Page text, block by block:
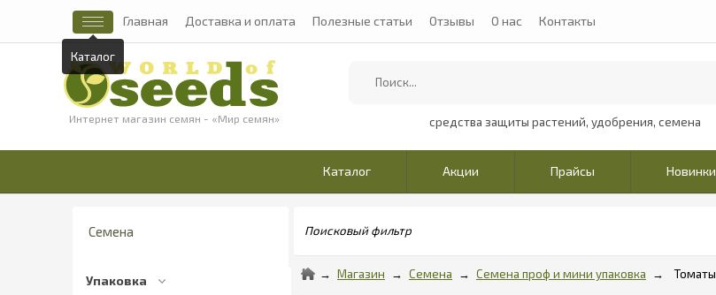
Каталог
Главная Доставка и оплата Полезные статьи Отзывы О нас Контакты
Интернет магазин семян - «Мир семян» средства защиты растений, удобрения, семена
Каталог Акции Прайсы Новинки
Семена
Упаковка
Поисковый фильтр
Магазин Семена Семена проф и мини упаковка Томаты